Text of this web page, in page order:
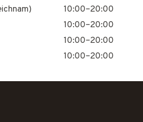
10:00–20:00
10:00–20:00
10:00–20:00
10:00–20:00